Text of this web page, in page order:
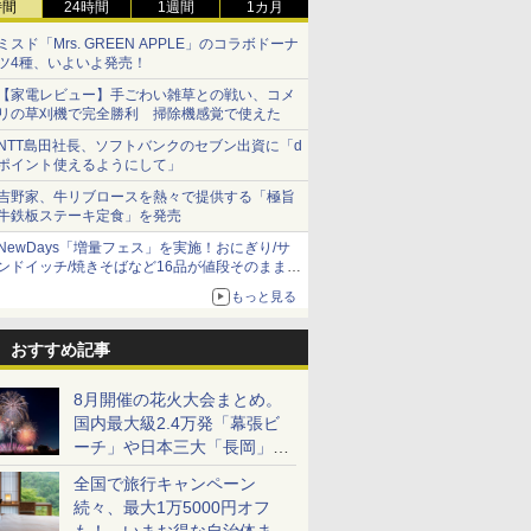
24時間 1週間 1カ月
スド「Mrs. GREEN APPLE」のコラボドーナ
4種、いよいよ発売！
家電レビュー】手ごわい雑草との戦い、コメ
の草刈機で完全勝利 掃除機感覚で使えた
島田社長、ソフトバンクのセブン出資に「d
イント使えるようにして」
野家、牛リブロースを熱々で提供する「極旨
鉄板ステーキ定食」を発売
「増量フェス」を実施！おにぎり/サ
ドイッチ/焼きそばなど16品が値段そのままで
もっと見る
おすすめ記事
8月開催の花火大会まとめ。
国内最大級2.4万発「幕張ビ
ーチ」や日本三大「長岡」な
ど大型イベント目白押し！
全国で旅行キャンペーン
続々、最大1万5000円オフ